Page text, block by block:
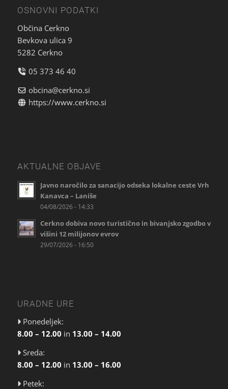
OSNOVNI PODATKI
Občina Cerkno
Bevkova ulica 9
5282 Cerkno
05 373 46 40
obcina@cerkno.si
https://www.cerkno.si
AKTUALNE OBJAVE
Javno naročilo za sanacijo odseka lokalne ceste Vrh
Kanavca – Laniše
04/08/2026 - 14:33
Cerkno dobiva novo turistično in bivanjsko zgodbo v
višini 12 milijonov evrov
29/07/2026 - 16:50
URADNE URE
Ponedeljek:
8.00 – 12.00 in 13.00 – 14.00
Sreda:
8.00 – 12.00 in 13.00 – 16.00
Petek: